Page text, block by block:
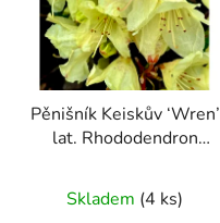
Pěnišník Keiskův ‘Wren’
lat. Rhododendron
se světle žlutými květy
Skladem (4 ks)